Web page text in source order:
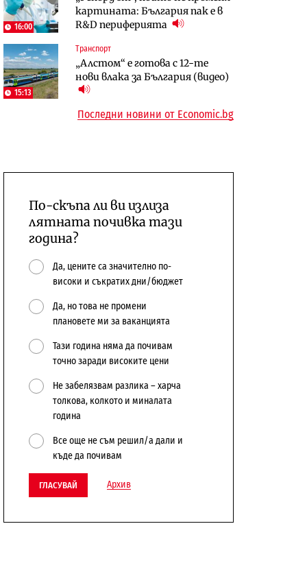
16:00
картината: България пак е в
R&D периферията
15:13
Транспорт
„Алстом“ е готова с 12-те
нови влака за България (видео)
откажат напълно от Google
Компании
„Ендуросат“ ще строи огромен
космически и отбранителен
център в Доброславци
център в Доброславци
10:12
Държавният ТЕЦ „Марица
изток 2“ работи с 5 блока
Последни новини от Economic.bg
По-скъпа ли ви излиза
лятната почивка тази
година?
Да, цените са значително по-
високи и съкратих дни/бюджет
Да, но това не промени
плановете ми за ваканцията
Тази година няма да почивам
точно заради високите цени
Не забелязвам разлика – харча
толкова, колкото и миналата
година
Все още не съм решил/а дали и
къде да почивам
ГЛАСУВАЙ Архив